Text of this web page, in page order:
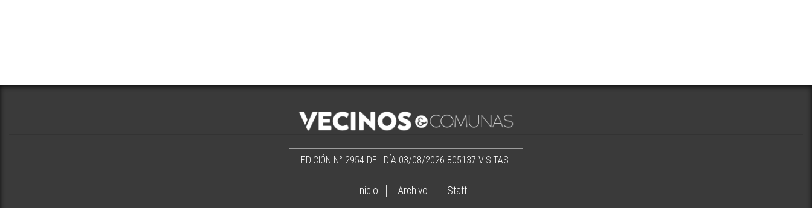
EDICIÓN N° 2954 DEL DÍA 03/08/2026 805137 VISITAS.
Inicio Archivo Staff